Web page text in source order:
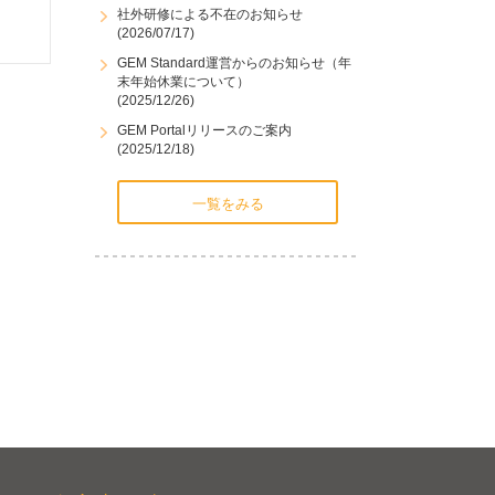
社外研修による不在のお知らせ
(2026/07/17)
GEM Standard運営からのお知らせ（年
末年始休業について）
(2025/12/26)
GEM Portalリリースのご案内
(2025/12/18)
一覧をみる